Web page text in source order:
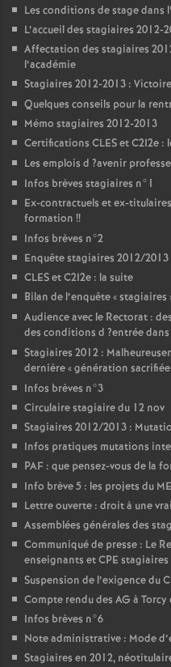
Les conditions de stage dans
L’accueil des stagiaires 2012-
Affectation des stagiaires
l’académie
Stagiaires 2012-2013 :
Quelques conseils pour la
Mémo stagiaires 2012-2013
Certifications CLESet C2I2e :
Les emplois d ?avenir
Infos brèves stagiaires n°1
Ex-contractuels et ex-
formation !!
Infos brèves n°2
Enquête stagiaires 2012/2013
CLESet C2I2e : la suite
Bilan de l’enquête «stagiaires
Audience avec le Rectorat :
des conditions d ?entrée
Stagiaires 2012 :
dernière «génération sacrifiée
Infos brèves n°3
Circulaire stagiaire du 12 nov
Stagiaires 2012/2013 :
Infos pratiques mutations
PAF : que pensez-vous de la
Info brève 5 : les projets du
Lettre ouverte : droit à une
Assemblées générales des
Communiqué de presse : Le
enseignants etCPE stagiaires
Suspension de l’exigence du
Compte rendu des AG à Torcy
Infos brèves n°6
Note administrative : Mode
Stagiaires en 2012,